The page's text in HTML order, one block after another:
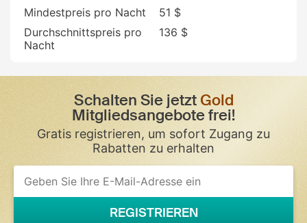
Mindestpreis pro Nacht
51 $
Durchschnittspreis pro
Nacht
136 $
Schalten Sie jetzt Gold
Mitgliedsangebote frei!
Gratis registrieren, um sofort Zugang zu
Rabatten zu erhalten
REGISTRIEREN